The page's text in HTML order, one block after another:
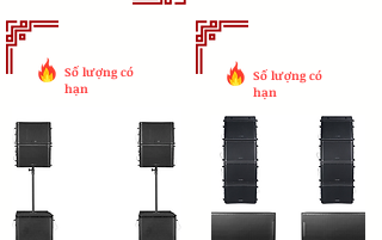
Số lượng có
hạn
Số lượng có
hạn